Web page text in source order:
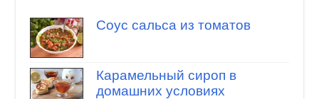
Соус сальса из томатов
Карамельный сироп в
домашних условиях